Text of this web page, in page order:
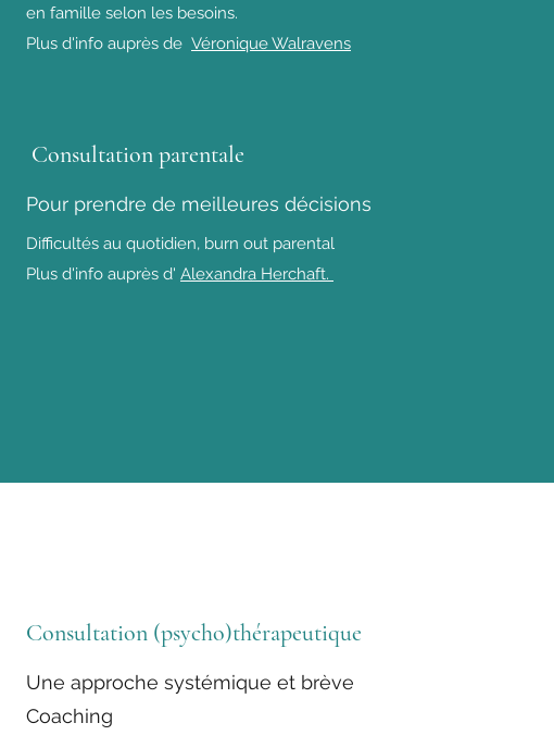
en famille selon les besoins.
Plus d'info auprès de Véronique Walravens
Consultation parentale
Pour prendre de meilleures décisions
Difficultés au quotidien, burn out parental
Plus d'info auprès d' Alexandra Herchaft.
Consultation (psycho)thérapeutique
Une approche systémique et brève
Coaching